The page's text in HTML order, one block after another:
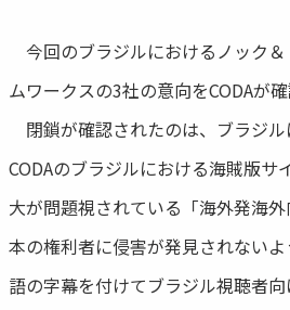
今回のブラジルにおけるノック
ムワークスの3社の意向をCODAが
閉鎖が確認されたのは、ブラジ
CODAのブラジルにおける海賊版
大が問題視されている「海外発海
本の権利者に侵害が発見されない
語の字幕を付けてブラジル視聴者